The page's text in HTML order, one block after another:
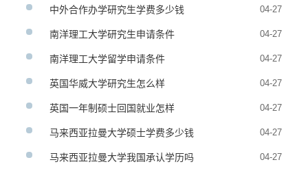
中外合作办学研究生学费多少钱 04-27
南洋理工大学研究生申请条件 04-27
南洋理工大学留学申请条件 04-27
英国华威大学研究生怎么样 04-27
英国一年制硕士回国就业怎样 04-27
马来西亚拉曼大学硕士学费多少钱 04-27
马来西亚拉曼大学我国承认学历吗 04-27